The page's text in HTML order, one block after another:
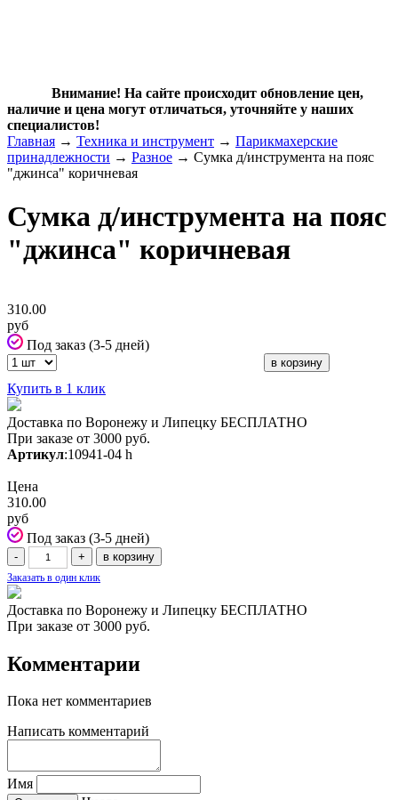
Внимание! На сайте происходит обновление цен,
наличие и цена могут отличаться, уточняйте у наших
специалистов!
Главная → Техника и инструмент → Парикмахерские
принадлежности → Разное → Сумка д/инструмента на пояс
"джинса" коричневая
Сумка д/инструмента на пояс
"джинса" коричневая
310.00
руб
Под заказ (3-5 дней)
Купить в 1 клик
Доставка по Воронежу и Липецку БЕСПЛАТНО
При заказе от 3000 руб.
Артикул:10941-04 h
Цена
310.00
руб
Под заказ (3-5 дней)
Заказать в один клик
Доставка по Воронежу и Липецку БЕСПЛАТНО
При заказе от 3000 руб.
Комментарии
Пока нет комментариев
Написать комментарий
Имя